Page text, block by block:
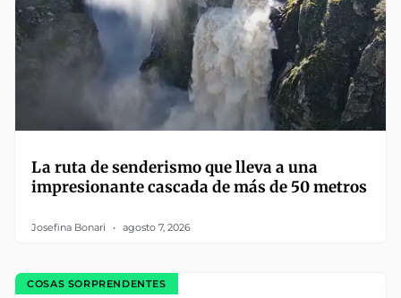
La ruta de senderismo que lleva a una
impresionante cascada de más de 50 metros
Josefina Bonari agosto 7, 2026
COSAS SORPRENDENTES